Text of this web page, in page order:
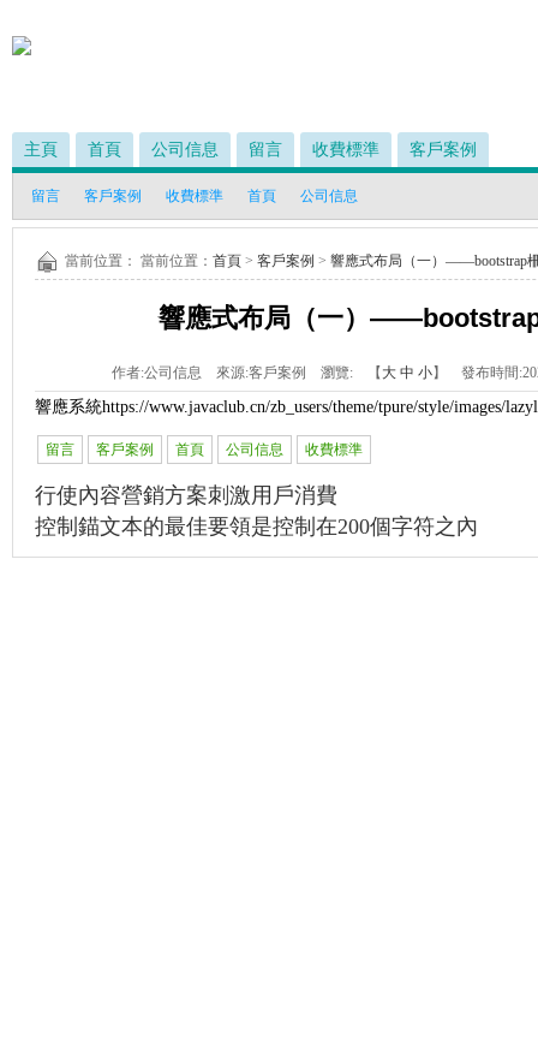
主頁 首頁 公司信息 留言 收費標準 客戶案例
留言 客戶案例 收費標準 首頁 公司信息
當前位置： 當前位置： 首頁 > 客戶案例 > 響應式布局（一）——bootstrap
響應式布局（一）
作者:公司信息 來源:客戶案例 瀏覽:【 大 中 小】 發布時間:
響應系統https://www.javaclub.cn/zb_users/theme/tpure/style/images/
留言 客戶案例 首頁 公司信息 收費標準
行使內容營銷方案刺激用戶消費
控制錨文本的最佳要領是控制在200個字符之內